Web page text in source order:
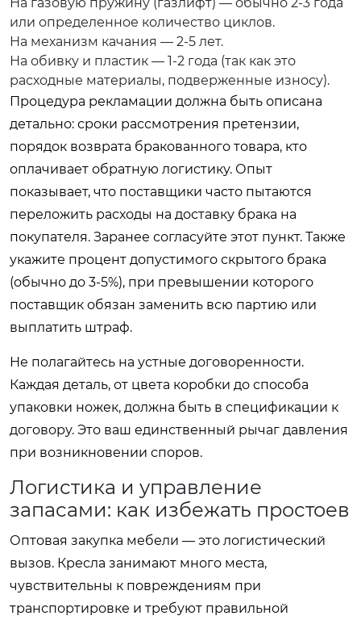
или определенное количество циклов.
На механизм качания — 2-5 лет.
На обивку и пластик — 1-2 года (так как это
расходные материалы, подверженные износу).
Процедура рекламации должна быть описана
детально: сроки рассмотрения претензии,
порядок возврата бракованного товара, кто
оплачивает обратную логистику. Опыт
показывает, что поставщики часто пытаются
переложить расходы на доставку брака на
покупателя. Заранее согласуйте этот пункт. Также
укажите процент допустимого скрытого брака
(обычно до 3-5%), при превышении которого
поставщик обязан заменить всю партию или
выплатить штраф.
Не полагайтесь на устные договоренности.
Каждая деталь, от цвета коробки до способа
упаковки ножек, должна быть в спецификации к
договору. Это ваш единственный рычаг давления
при возникновении споров.
Логистика и управление
запасами: как избежать простоев
Оптовая закупка мебели — это логистический
вызов. Кресла занимают много места,
чувствительны к повреждениям при
транспортировке и требуют правильной